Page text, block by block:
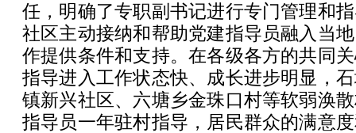
任，明确了专职副书记进行专门管理和
社区主动接纳和帮助党建指导员融入当
作提供条件和支持。在各级各方的共同
指导进入工作状态快、成长进步明显，
镇新兴社区、六塘乡金珠口村等软弱涣
指导员一年驻村指导，居民群众的满意